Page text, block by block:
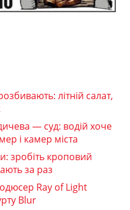
літній салат,
— суд: водій хоче
і камер міста
зробіть кроповий
за раз
Ray of Light
Blur